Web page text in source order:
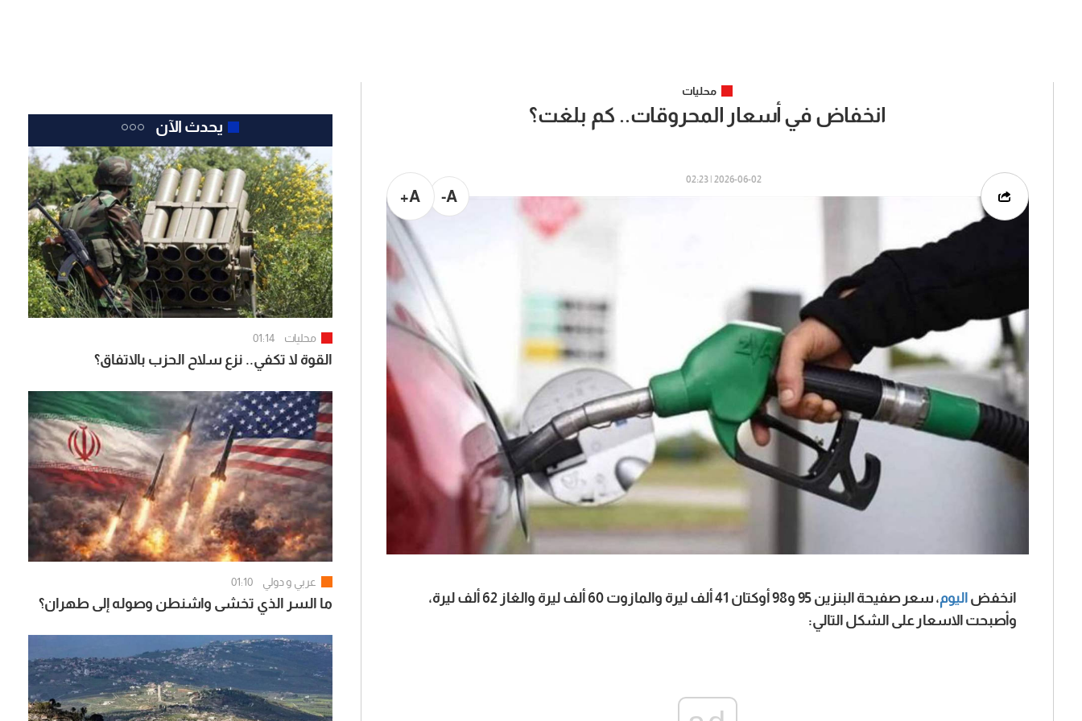
محليات
انخفاض في أسعار المحروقات.. كم بلغت؟
2026-06-02 | 02:23
A-
A+
انخفض اليوم
، سعر صفيحة البنزين 95 و98 أوكتان 41 ألف ليرة والمازوت 60 ألف ليرة والغاز 62 ألف ليرة،
وأصبحت الاسعار على الشكل التالي:
يحدث الآن
محليات 01:14
القوة لا تكفي.. نزع سلاح الحزب بالاتفاق؟
عربي و دولي 01:10
ما السر الذي تخشى واشنطن وصوله إلى طهران؟